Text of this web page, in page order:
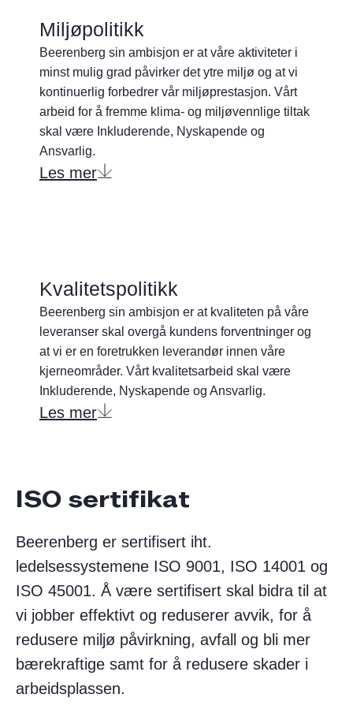
Miljøpolitikk
Beerenberg sin ambisjon er at våre aktiviteter i
minst mulig grad påvirker det ytre miljø og at vi
kontinuerlig forbedrer vår miljøprestasjon. Vårt
arbeid for å fremme klima- og miljøvennlige tiltak
skal være Inkluderende, Nyskapende og
Ansvarlig.
Les mer
Kvalitetspolitikk
Beerenberg sin ambisjon er at kvaliteten på våre
leveranser skal overgå kundens forventninger og
at vi er en foretrukken leverandør innen våre
kjerneområder. Vårt kvalitetsarbeid skal være
Inkluderende, Nyskapende og Ansvarlig.
Les mer
ISO sertifikat​
Beerenberg er sertifisert iht.
ledelsessystemene ISO 9001, ISO 14001 og
ISO 45001. Å være sertifisert skal bidra til at
vi jobber effektivt og reduserer avvik, for å
redusere miljø påvirkning, avfall og bli mer
bærekraftige samt for å redusere skader i
arbeidsplassen.